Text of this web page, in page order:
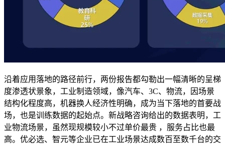
沿着应用落地的路径前行，两份报告都勾勒出一幅清晰的呈梯
度渗透状景象，工业制造领域，像汽车、3C、物流，因场景
结构化程度高，机器换人经济性明确，成为当下落地的首要战
场，也是训练数据的起始点。新战略咨询给出的数据表明，工
业物流场景，虽然现规模较小不过单价最贵 ，服务占比也最
高。优必选、智元等企业已在工业场景达成数百至数千台的交